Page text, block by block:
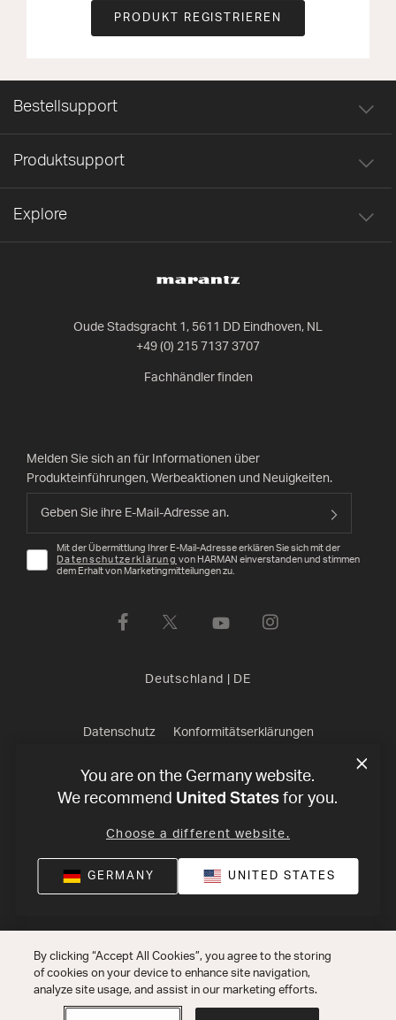
PRODUKT REGISTRIEREN
Oude Stadsgracht 1, 5611 DD Eindhoven, NL
+49 (0) 215 7137 3707
Fachhändler finden
Bestellsupport
Produktsupport
Explore
Melden Sie sich an für Informationen über
Produkteinführungen, Werbeaktionen und Neuigkeiten.
Mit der Übermittlung Ihrer E-Mail-Adresse erklären Sie sich mit der
Datenschutzerklärung von HARMAN einverstanden und stimmen
dem Erhalt von Marketingmitteilungen zu.
Deutschland DE
Datenschutz Konformitätserklärungen
Verkaufsbedingungen Impressum © 2026 Harman
International Industries, Incorporated. All rights reserved.
You are on the Germany website.
We recommend United States for you.
Choose a different website.
GERMANY UNITED STATES
By clicking “Accept All Cookies”, you agree to the storing
of cookies on your device to enhance site navigation,
analyze site usage, and assist in our marketing efforts.